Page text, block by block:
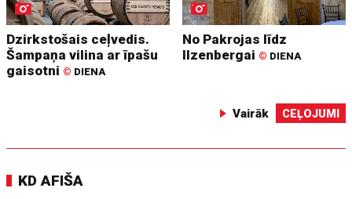
Dzirkstošais ceļvedis.
Šampaņa vilina ar īpašu
gaisotni © DIENA
No Pakrojas līdz
Ilzenbergai © DIENA
Vairāk CEĻOJUMI
KD AFIŠA